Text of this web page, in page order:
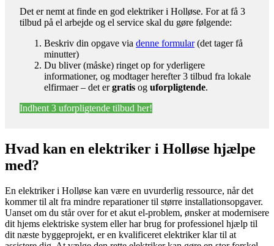
Det er nemt at finde en god elektriker i Holløse. For at få 3
tilbud på el arbejde og el service skal du gøre følgende:
Beskriv din opgave via denne formular(det tager få
minutter)
Du bliver (måske) ringet op for yderligere
informationer, og modtager herefter 3 tilbud fra lokale
elfirmaer – det ergratis og uforpligtende.
Indhent 3 uforpligtende tilbud her!
Hvad kan en elektriker i Holløse hjælpe
med?
En elektriker i Holløse kan være en uvurderlig ressource, når det
kommer til alt fra mindre reparationer til større installationsopgaver.
Uanset om du står over for et akut el-problem, ønsker at modernisere
dit hjems elektriske system eller har brug for professionel hjælp til
dit næste byggeprojekt, er en kvalificeret elektriker klar til at